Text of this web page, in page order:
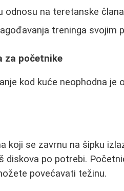
odnosu na teretanske
treninga svojim
za početnike
kod kuće neophodna
koji se zavrnu na šipku
diskova po potrebi.
povećavati težinu.